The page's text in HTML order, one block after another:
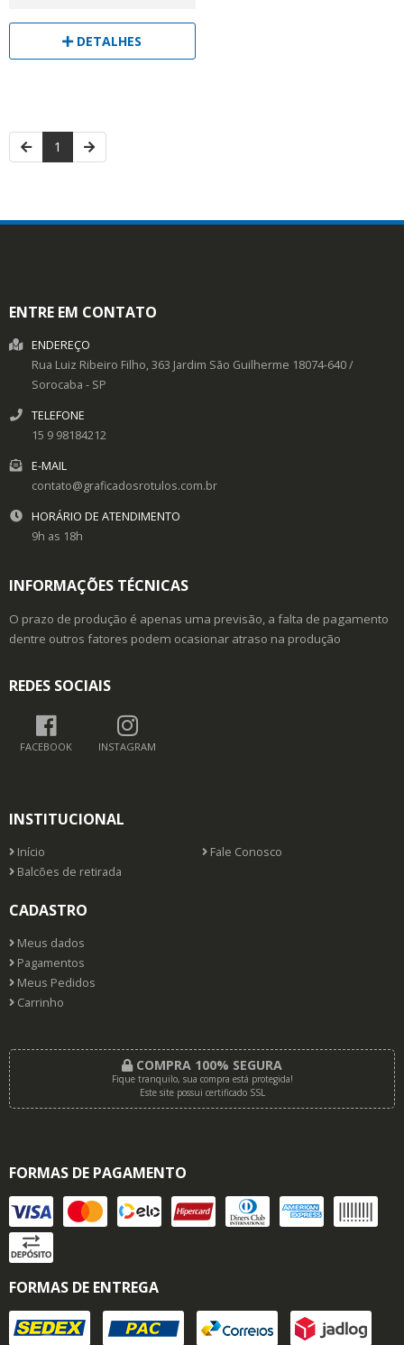
DETALHES
1
ENTRE EM CONTATO
ENDEREÇO
Rua Luiz Ribeiro Filho, 363 Jardim São Guilherme 18074-640/
Sorocaba - SP
TELEFONE
15 9 98184212
E-MAIL
contato@graficadosrotulos.com.br
HORÁRIO DE ATENDIMENTO
9h as 18h
INFORMAÇÕES TÉCNICAS
O prazo de produção é apenas uma previsão, a falta de pagamento
dentre outros fatores podem ocasionar atraso na produção
REDES SOCIAIS
FACEBOOK INSTAGRAM
INSTITUCIONAL
Início
Fale Conosco
Balcões de retirada
CADASTRO
Meus dados
Pagamentos
Meus Pedidos
Carrinho
COMPRA 100% SEGURA
Fique tranquilo, sua compra está protegida!
Este site possui certificado SSL
FORMAS DE PAGAMENTO
FORMAS DE ENTREGA